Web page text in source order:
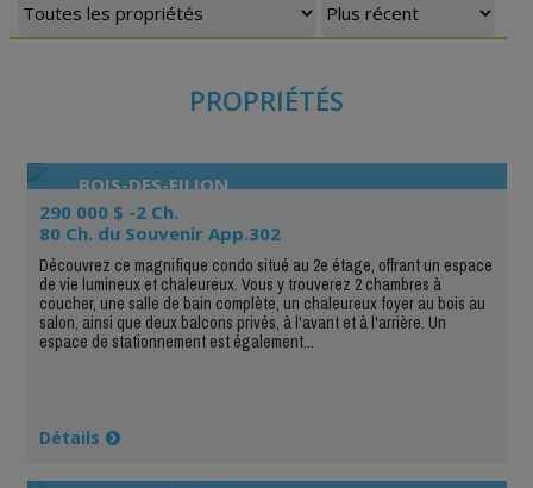
PROPRIÉTÉS
BOIS-DES-FILION
290 000 $ -2 Ch.
80 Ch. du Souvenir App.302
Découvrez ce magnifique condo situé au 2e étage, offrant un espace
de vie lumineux et chaleureux. Vous y trouverez 2 chambres à
coucher, une salle de bain complète, un chaleureux foyer au bois au
salon, ainsi que deux balcons privés, à l'avant et à l'arrière. Un
espace de stationnement est également...
Détails